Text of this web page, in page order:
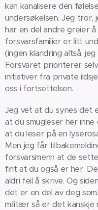
kan kanalisere den
undersøkelsen. Jeg tror,
har en del andre greier
forsvarsfamilier er litt
(ingen klandring altså,
Forsvaret prioriterer
initiativer fra private
oss i fortsettelsen.
Jeg vet at du synes det
at du smugleser her
at du leser på en
Men jeg får
forsvarsmenn at de
fint at du også er her.
aldri feil å skrive. Og
det er en del av deg
militær så er det kanskje